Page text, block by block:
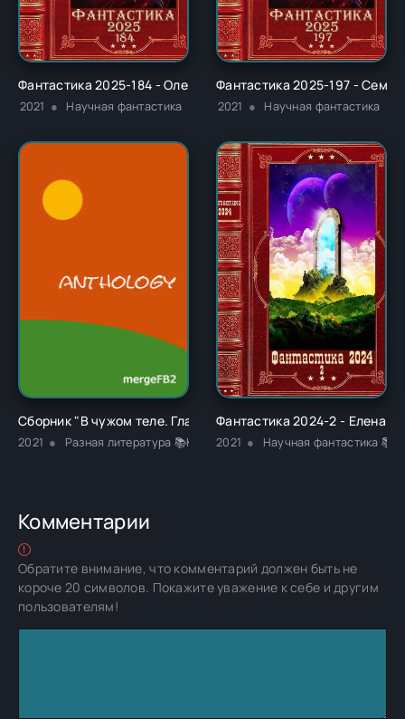
Фантастика 2025-184 - Олег Александрович Волков
2021 Научная фантастика
Фантастика 2025-197 -
2021 Научная фантастика
Сборник "В чужом теле. Глава 1" - Ричард Карл Лаймон
2021 Разная литература 📚Классика
Фантастика 2024-2 - Елена
2021 Научная фантастика
Комментарии
Обратите внимание, что комментарий должен быть не
короче 20 символов. Покажите уважение к себе и другим
пользователям!